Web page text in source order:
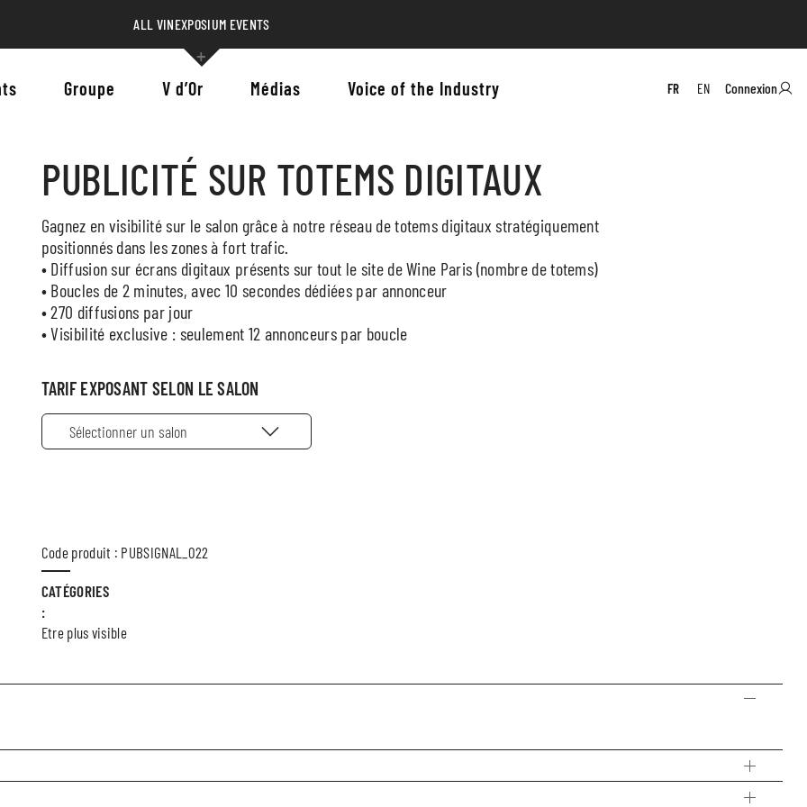
ALL VINEXPOSIUM EVENTS
Groupe V d’Or Médias Voice of the Industry FR EN Connexion
PUBLICITÉ SUR TOTEMS DIGITAUX
Gagnez en visibilité sur le salon grâce à notre réseau de totems digitaux stratégiquement
positionnés dans les zones à fort trafic.
• Diffusion sur écrans digitaux présents sur tout le site de Wine Paris (nombre de totems)
• Boucles de 2 minutes, avec 10 secondes dédiées par annonceur
• 270 diffusions par jour
• Visibilité exclusive : seulement 12 annonceurs par boucle
TARIF EXPOSANT SELON LE SALON
Sélectionner un salon
Code produit : PUBSIGNAL_022
CATÉGORIES
:
Etre plus visible